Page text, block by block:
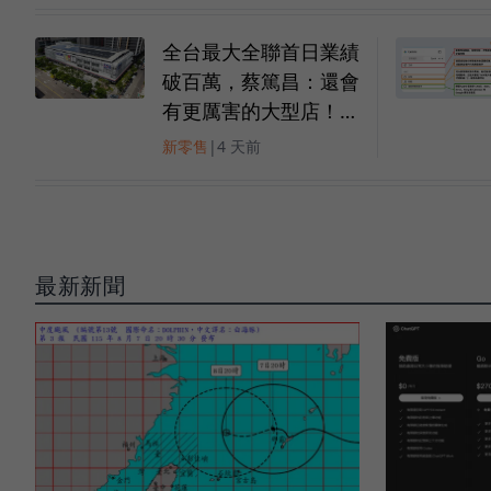
全台最大全聯首日業績
破百萬，蔡篤昌：還會
有更厲害的大型店！為
何把餐廳健身房都搬上
新零售 | 4 天前
最新新聞